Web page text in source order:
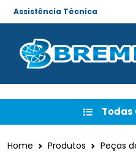
Assistência Técnica
Home Produtos Peças